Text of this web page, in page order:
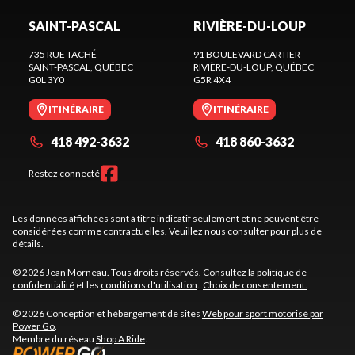
SAINT-PASCAL
735 RUE TACHÉ
SAINT-PASCAL, QUÉBEC
G0L 3Y0
ITINÉRAIRE
418 492-3632
Restez connecté
RIVIÈRE-DU-LOUP
91 BOULEVARD CARTIER
RIVIÈRE-DU-LOUP, QUÉBEC
G5R 4X4
ITINÉRAIRE
418 860-3632
Les données affichées sont à titre indicatif seulement et ne peuvent être
considérées comme contractuelles. Veuillez nous consulter pour plus de
détails.
© 2026 Jean Morneau. Tous droits réservés. Consultez la politique de
confidentialité et les conditions d'utilisation. Choix de consentement.
© 2026 Conception et hébergement de sites Web pour sport motorisé par
Power Go.
Membre du réseau Shop A Ride.